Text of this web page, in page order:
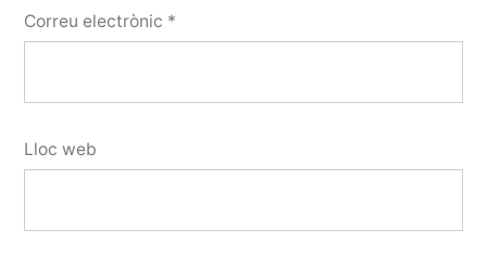
Correu electrònic *
Lloc web